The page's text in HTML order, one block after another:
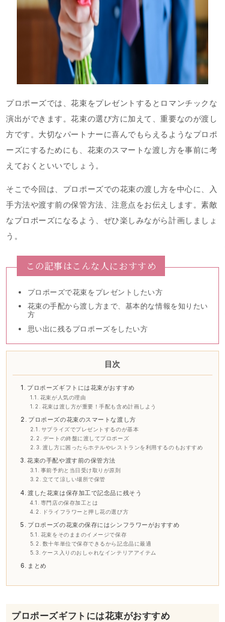
プロポーズでは、花束をプレゼントするとロマンチックな
演出ができます。花束の選び方に加えて、重要なのが渡し
方です。大切なパートナーに喜んでもらえるようなプロポ
ーズにするためにも、花束のスマートな渡し方を事前に考
えておくといいでしょう。
そこで今回は、プロポーズでの花束の渡し方を中心に、入
手方法や渡す前の保管方法、注意点をお伝えします。素敵
なプロポーズになるよう、ぜひ楽しみながら計画しましょ
う。
この記事はこんな人におすすめ
プロポーズで花束をプレゼントしたい方
花束の手配から渡し方まで、基本的な情報を知りたい
方
思い出に残るプロポーズをしたい方
目次
プロポーズギフトには花束がおすすめ
花束が人気の理由
花束は渡し方が重要！手配も含め計画しよう
プロポーズの花束のスマートな渡し方
サプライズでプレゼントするのが基本
デートの終盤に渡してプロポーズ
渡し方に困ったらホテルやレストランを利用するのもおすすめ
花束の手配や渡す前の保管方法
事前予約と当日受け取りが原則
立てて涼しい場所で保管
渡した花束は保存加工で記念品に残そう
専門店の保存加工とは
ドライフラワーと押し花の選び方
プロポーズの花束の保存にはシンフラワーがおすすめ
花束をそのままのイメージで保存
数十年単位で保存できるから記念品に最適
ケース入りのおしゃれなインテリアアイテム
まとめ
プロポーズギフトには花束がおすすめ